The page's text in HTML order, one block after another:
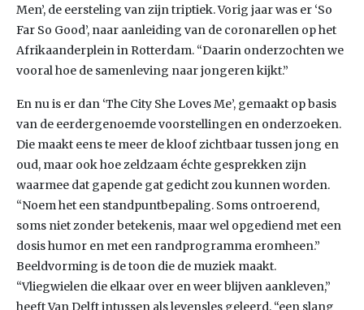
Men’, de eersteling van zijn triptiek. Vorig jaar was er ‘So
Far So Good’, naar aanleiding van de coronarellen op het
Afrikaanderplein in Rotterdam. “Daarin onderzochten we
vooral hoe de samenleving naar jongeren kijkt.”
En nu is er dan ‘The City She Loves Me’, gemaakt op basis
van de eerdergenoemde voorstellingen en onderzoeken.
Die maakt eens te meer de kloof zichtbaar tussen jong en
oud, maar ook hoe zeldzaam échte gesprekken zijn
waarmee dat gapende gat gedicht zou kunnen worden.
“Noem het een standpuntbepaling. Soms ontroerend,
soms niet zonder betekenis, maar wel opgediend met een
dosis humor en met een randprogramma eromheen.”
Beeldvorming is de toon die de muziek maakt.
“Vliegwielen die elkaar over en weer blijven aankleven,”
heeft Van Delft intussen als levensles geleerd, “een slang